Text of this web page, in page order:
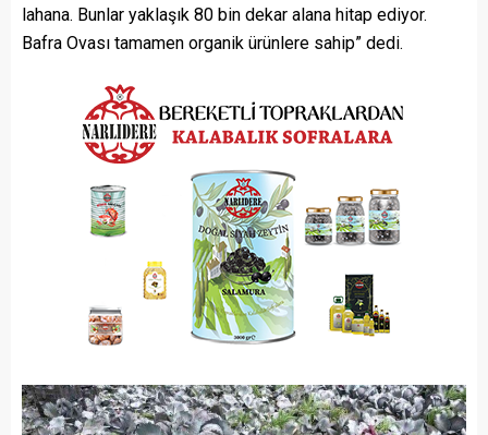
lahana. Bunlar yaklaşık 80 bin dekar alana hitap ediyor.
Bafra Ovası tamamen organik ürünlere sahip” dedi.